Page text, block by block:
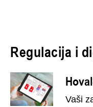
Regulacija i
Vaši